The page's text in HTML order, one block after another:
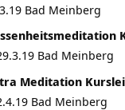
Bad Meinberg
Bad Meinberg
Meditation
Bad Meinberg